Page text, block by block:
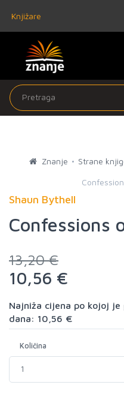
Knjižare
Znanje Strane
Shaun Bythell
Confessions
13,20 €
10,56 €
Najniža cijena po kojoj
dana: 10,56 €
Količina